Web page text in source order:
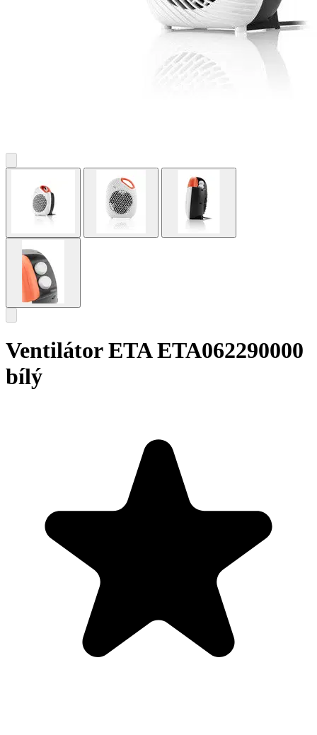
Ventilátor ETA ETA062290000
bílý